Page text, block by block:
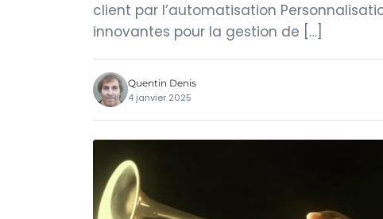
client par l’automatisation
innovantes pour la gestion de […]
Quentin Denis
4 janvier 2025